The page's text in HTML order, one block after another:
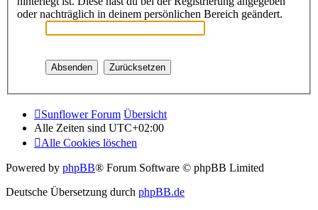
oder nachträglich in deinem persönlichen Bereich geändert.
Sunflower Forum Übersicht
Alle Zeiten sind UTC+02:00
Alle Cookies löschen
Powered by phpBB® Forum Software © phpBB Limited
Deutsche Übersetzung durch phpBB.de